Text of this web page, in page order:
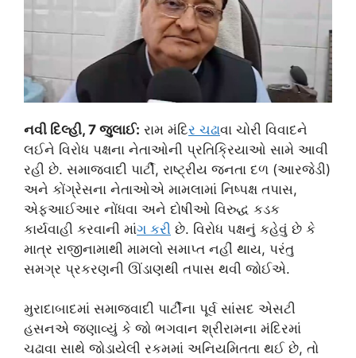
નવી દિલ્હી, 7 જુલાઈ: રામ મંદિર ચઢાવા ચોરી વિવાદને
લઈને વિરોધ પક્ષના નેતાઓની પ્રતિક્રિયાઓ સામે આવી
રહી છે. સમાજવાદી પાર્ટી, રાષ્ટ્રીય જનતા દળ (આરજેડી)
અને કોંગ્રેસના નેતાઓએ મામલામાં નિષ્પક્ષ તપાસ,
એફઆઈઆર નોંધવા અને દોષીઓ વિરુદ્ધ કડક
કાર્યવાહી કરવાની માંગ કર ી છે. વિરોધ પક્ષનું કહેવું છે કે
માત્ર રાજીનામાથી મામલો સમાપ્ત નહીં થાય, પરંતુ
સમગ્ર પ્રકરણની ઊંડાણથી તપાસ થવી જોઈએ.
મુરાદાબાદમાં સમાજવાદી પાર્ટીના પૂર્વ સાંસદ એસટી
હસનએ જણાવ્યું કે જો ભગવાન શ્રીરામના મંદિરમાં
ચઢાવા સાથે જોડાયેલી રકમમાં અનિયમિતતા થઈ છે, તો